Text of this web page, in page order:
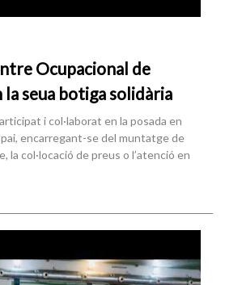
Ocupacional de
seua botiga solidària
i col·laborat en la posada en
encarregant-se del muntatge de
la col·locació de preus o l’atenció en